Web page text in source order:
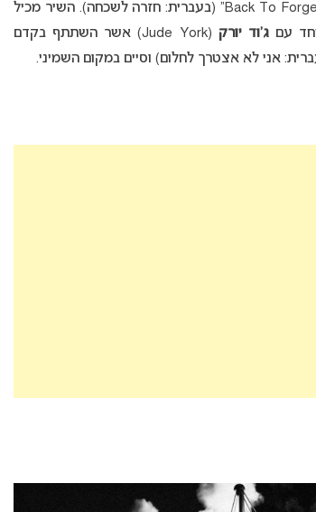
ציון דרך נוסף עבור ג’יי ג’יי נרשם כשהוציא אמש שיר חדש – “Back To Forgetting” (בעברית: חזרה לשכחה). השיר מכיל
יחד עםג’וד יורק
(Jude York) אשר השתתף בקדם